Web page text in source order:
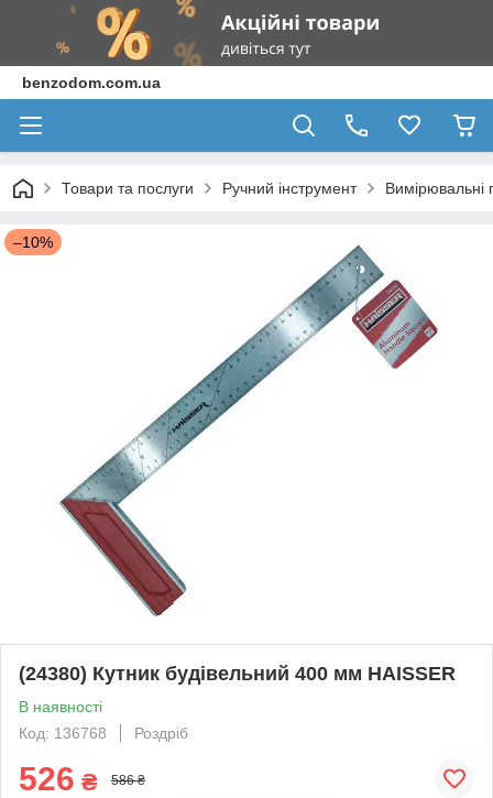
benzodom.com.ua
Товари та послуги Ручний інструмент Вимірювальні
–10%
(24380) Кутник будівельний 400 мм HAISSER
В наявності
Код: 136768
Роздріб
526 ₴ 586 ₴